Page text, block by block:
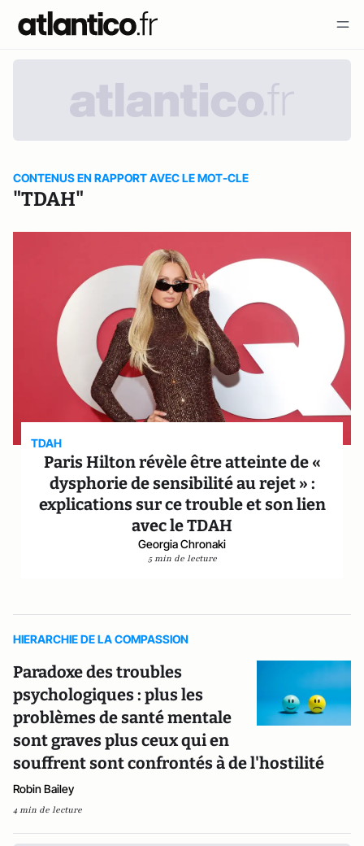
CONTENUS EN RAPPORT AVEC LE MOT-CLE
"TDAH"
TDAH
Paris Hilton révèle être atteinte de «
dysphorie de sensibilité au rejet » :
explications sur ce trouble et son lien
avec le TDAH
Georgia Chronaki
5 min de lecture
HIERARCHIE DE LA COMPASSION
Paradoxe des troubles
psychologiques : plus les
problèmes de santé mentale
sont graves plus ceux qui en
souffrent sont confrontés à de l'hostilité
Robin Bailey
4 min de lecture